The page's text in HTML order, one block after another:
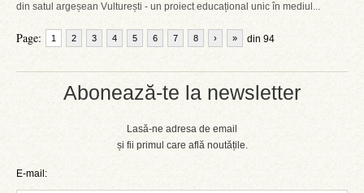
Abonează-te la newsletter
Lasă-ne adresa de email
și fii primul care află noutățile.
E-mail:
din satul argeșean Vulturești - un proiect educațional unic în mediul...
Page: 1 2 3 4 5 6 7 8 din 94
› »